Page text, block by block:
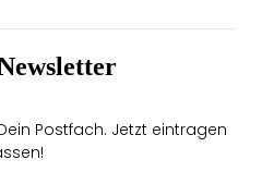
Postfach. Jetzt eintragen